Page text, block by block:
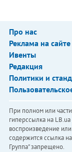
Про нас
Реклама на сайте
Ивенты
Редакция
Политики и
При полном или
гиперссылка на
воспроизведение
содержится ссылка
Группа" запрещено.